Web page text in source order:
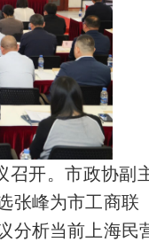
召开。市政协副
张峰为市工商联
分析当前上海民